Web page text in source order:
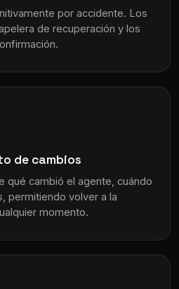
por accidente. Los
de recuperación y los
de cambios
qué cambió el agente, cuándo
permitiendo volver a la
momento.